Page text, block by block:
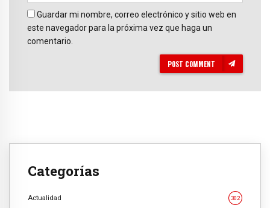
Guardar mi nombre, correo electrónico y sitio web en
este navegador para la próxima vez que haga un
comentario.
POST COMMENT
Categorías
Actualidad 302